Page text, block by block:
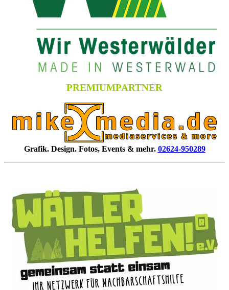
PREMIUMPARTNER
Grafik. Design. Fotos, Events & mehr. 02624-950289